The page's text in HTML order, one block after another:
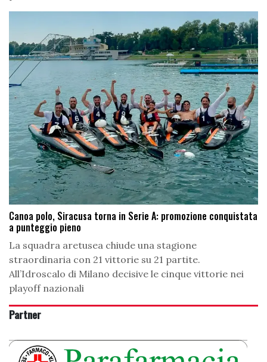
Canoa polo, Siracusa torna in Serie A: promozione conquistata
a punteggio pieno
La squadra aretusea chiude una stagione
straordinaria con 21 vittorie su 21 partite.
All’Idroscalo di Milano decisive le cinque vittorie nei
playoff nazionali
Partner